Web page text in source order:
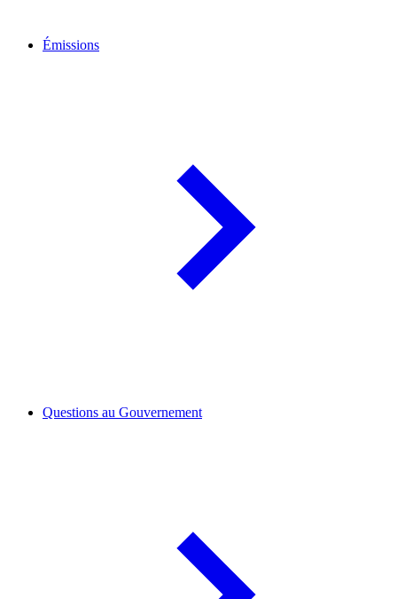
Émissions
Questions au Gouvernement